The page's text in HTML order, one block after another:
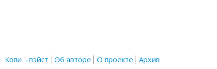
Копи→пэйст Об авторе О проекте Архив